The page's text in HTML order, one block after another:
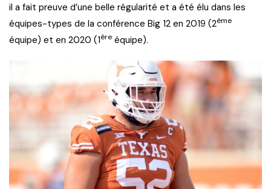
il a fait preuve d’une belle régularité et a été élu dans les
équipes-types de la conférence Big 12 en 2019 (2ème
équipe) et en 2020 (1ère équipe).